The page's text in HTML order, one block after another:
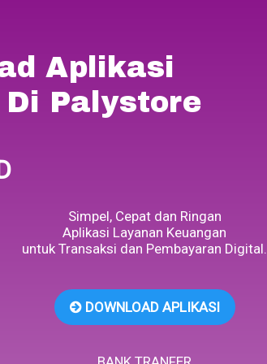
Aplikasi
Di Palystore
Simpel, Cepat dan Ringan
Aplikasi Layanan Keuangan
untuk Transaksi dan Pembayaran Digital.
DOWNLOAD APLIKASI